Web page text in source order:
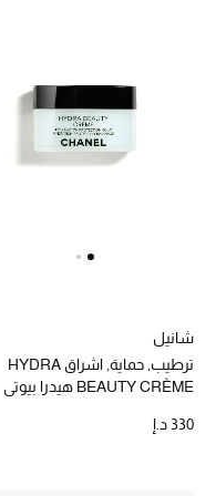
الأحذية
تشكيلة الأحذية
الأحذية الرجالية
أحذية للأطفال
شانيل
ترطيب, حماية, اشراق HYDRA
BEAUTY CRÈME هيدرا بيوتي
330 د.إ